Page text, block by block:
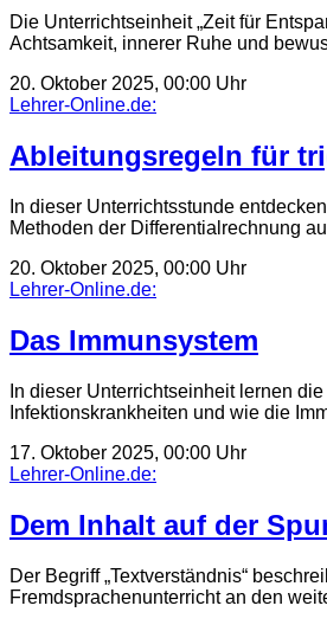
Die Unterrichtseinheit „Zeit für
Achtsamkeit, innerer Ruhe und
20. Oktober 2025, 00:00 Uhr
Lehrer-Online.de:
Ableitungsregeln für
In dieser Unterrichtsstunde
Methoden der Differentialrechnung
20. Oktober 2025, 00:00 Uhr
Lehrer-Online.de:
Das Immunsystem
In dieser Unterrichtseinheit lernen
Infektionskrankheiten und wie die
17. Oktober 2025, 00:00 Uhr
Lehrer-Online.de:
Dem Inhalt auf der
Der Begriff „Textverständnis“
Fremdsprachenunterricht an den